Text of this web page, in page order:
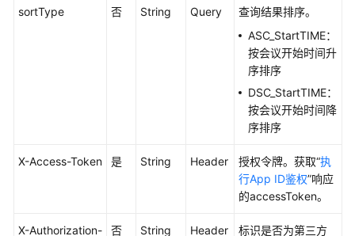
参
下
订
sortType 否 String Query
查询结果排序。
ASC_StartTIME：
按会议开始时间升
序排序
DSC_StartTIME：
按会议开始时间降
序排序
X-Access-Token 是 String Header 授权令牌。获取“执
行App ID鉴权”响应
的accessToken。
X-Authorization- 否 String Header 标识是否为第三方